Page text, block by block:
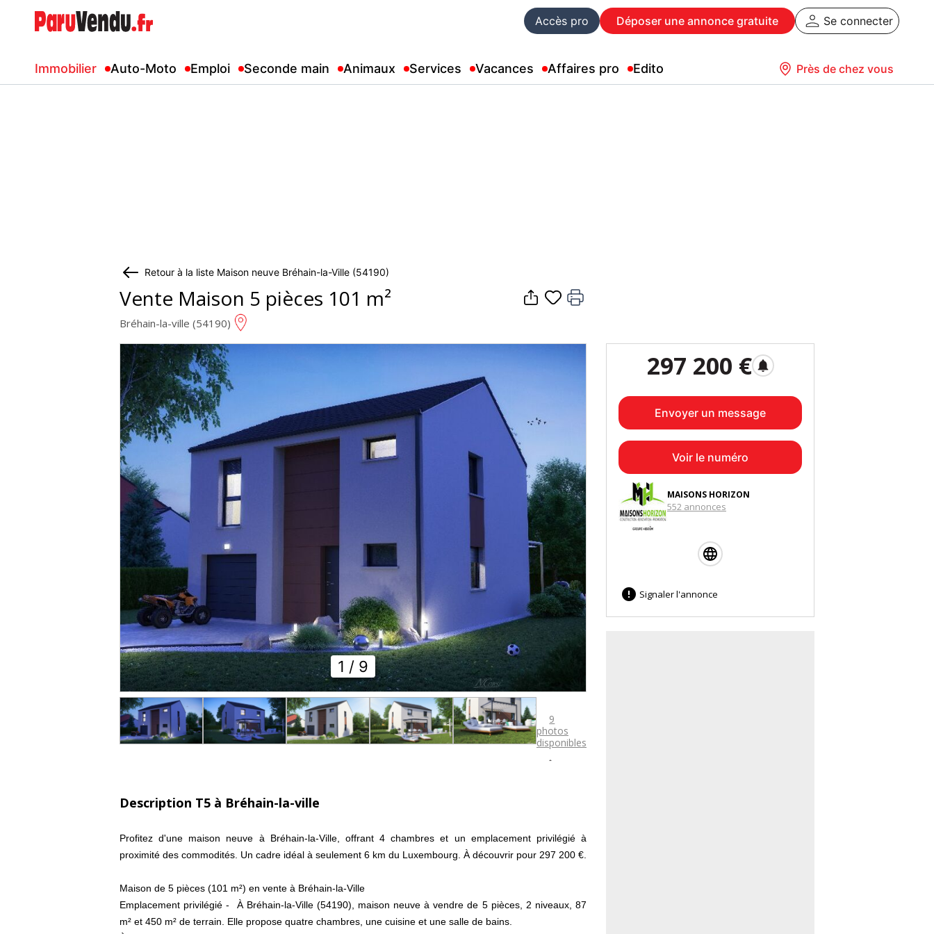
Accès pro Déposer une annonce gratuite Se connecter
Immobilier Auto-Moto Emploi Seconde main Animaux Services Vacances Affaires pro Edito Près de chez vous
Retour à la liste Maison neuve Bréhain-la-Ville (54190)
Vente Maison 5 pièces 101 m²
Bréhain-la-ville (54190)
1 / 9
9
photos
disponibles

Description T5 à Bréhain-la-ville
Profitez d'une maison neuve à Bréhain-la-Ville, offrant 4 chambres et un emplacement privilégié à
proximité des commodités. Un cadre idéal à seulement 6 km du Luxembourg. À découvrir pour 297 200 €.
Maison de 5 pièces (101 m²) en vente à Bréhain-la-Ville
Emplacement privilégié - À Bréhain-la-Ville (54190), maison neuve à vendre de 5 pièces, 2 niveaux, 87
m² et 450 m² de terrain. Elle propose quatre chambres, une cuisine et une salle de bains.
297 200 € notifications
Envoyer un message
Voir le numéro
MAISONS HORIZON
552 annonces
 Signaler l'annonce